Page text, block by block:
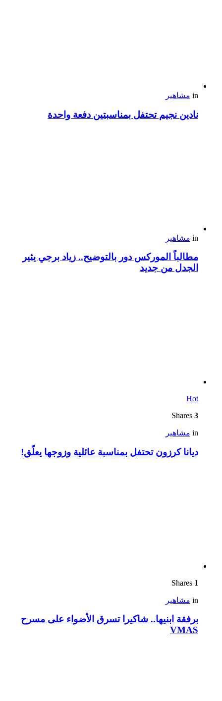
in مشاهير
نادين نجيم تحتفل بمناسبتين دفعة واحدة
in مشاهير
مطالباً الموركس دور بالتوضيح.. زياد برجي يثير
الجدل من جديد
Hot
3
in مشاهير
ديانا كرزون تحتفل بمناسبة عائلية وزوجها يعلّق!
1
in مشاهير
برفقة ابنيها.. شاكيرا تسرق الأضواء على مسرح
VMAS